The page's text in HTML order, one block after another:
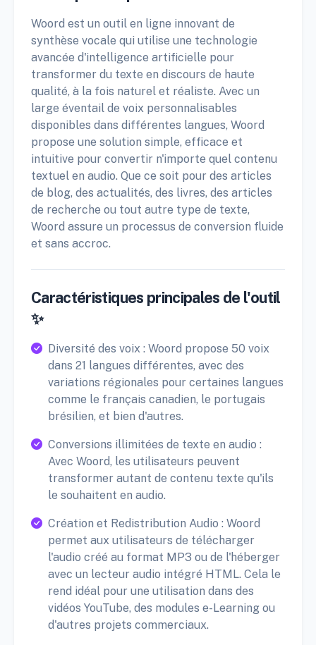
Woord est un outil en ligne innovant de
synthèse vocale qui utilise une technologie
avancée d'intelligence artificielle pour
transformer du texte en discours de haute
qualité, à la fois naturel et réaliste. Avec un
large éventail de voix personnalisables
disponibles dans différentes langues, Woord
propose une solution simple, efficace et
intuitive pour convertir n'importe quel contenu
textuel en audio. Que ce soit pour des articles
de blog, des actualités, des livres, des articles
de recherche ou tout autre type de texte,
Woord assure un processus de conversion fluide
et sans accroc.
Caractéristiques principales de l'outil
✨
Diversité des voix : Woord propose 50 voix
dans 21 langues différentes, avec des
variations régionales pour certaines langues
comme le français canadien, le portugais
brésilien, et bien d'autres.
Conversions illimitées de texte en audio :
Avec Woord, les utilisateurs peuvent
transformer autant de contenu texte qu'ils
le souhaitent en audio.
Création et Redistribution Audio : Woord
permet aux utilisateurs de télécharger
l'audio créé au format MP3 ou de l'héberger
avec un lecteur audio intégré HTML. Cela le
rend idéal pour une utilisation dans des
vidéos YouTube, des modules e-Learning ou
d'autres projets commerciaux.